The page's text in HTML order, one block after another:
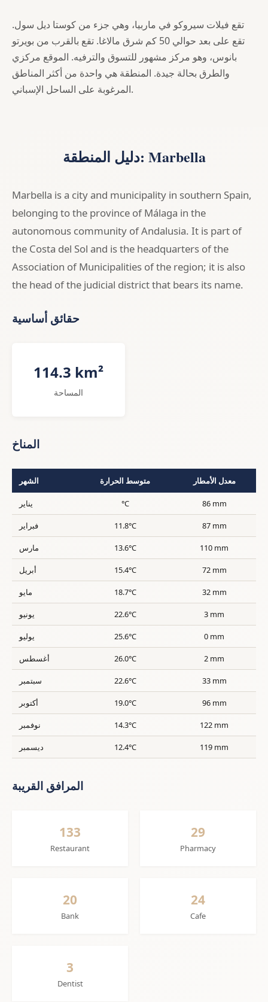
تقع فيلات سيروكو في ماربيا، وهي جزء من كوستا ديل سول.
تقع على بعد حوالي 50 كم شرق مالاغا. تقع بالقرب من بويرتو
بانوس، وهو مركز مشهور للتسوق والترفيه. الموقع مركزي
والطرق بحالة جيدة. المنطقة هي واحدة من أكثر المناطق
المرغوبة على الساحل الإسباني.
دليل المنطقة: Marbella
Marbella is a city and municipality in southern Spain,
belonging to the province of Málaga in the
autonomous community of Andalusia. It is part of
the Costa del Sol and is the headquarters of the
Association of Municipalities of the region; it is also
the head of the judicial district that bears its name.
حقائق أساسية
114.3 km²
المساحة
المناخ
الشهر متوسط الحرارة معدل الأمطار
يناير °C 86 mm
فبراير 11.8°C 87 mm
مارس 13.6°C 110 mm
أبريل 15.4°C 72 mm
مايو 18.7°C 32 mm
يونيو 22.6°C 3 mm
يوليو 25.6°C 0 mm
أغسطس 26.0°C 2 mm
سبتمبر 22.6°C 33 mm
أكتوبر 19.0°C 96 mm
نوفمبر 14.3°C 122 mm
ديسمبر 12.4°C 119 mm
المرافق القريبة
133
Restaurant
29
Pharmacy
20
Bank
24
Cafe
3
Dentist